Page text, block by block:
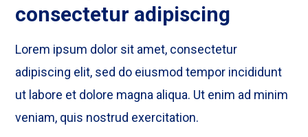
consectetur adipiscing
Lorem ipsum dolor sit amet, consectetur
adipiscing elit, sed do eiusmod tempor incididunt
ut labore et dolore magna aliqua. Ut enim ad minim
veniam, quis nostrud exercitation.